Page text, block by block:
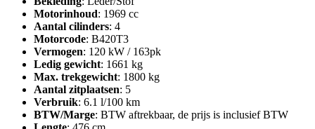
Motorinhoud: 1969 cc
Aantal cilinders: 4
Motorcode: B420T3
Vermogen: 120 kW / 163pk
Ledig gewicht: 1661 kg
Max. trekgewicht: 1800 kg
Aantal zitplaatsen: 5
Verbruik: 6.1 l/100 km
BTW/Marge: BTW aftrekbaar, de prijs is inclusief BTW